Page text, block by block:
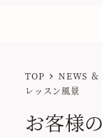
TOP NEWS ＆
レッスン風景
お客様